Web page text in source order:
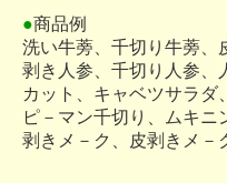
●商品例
洗い牛蒡、千切り牛蒡、
剥き人参、千切り人参、
カット、キャベツサラダ
ピ－マン千切り、ムキニ
剥きメ－ク、皮剥きメ－